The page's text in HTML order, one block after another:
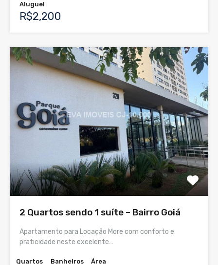
Aluguel
R$2,200
2 Quartos sendo 1 suíte – Bairro Goiá
Apartamento para Locação More com conforto e
praticidade neste excelente…
Quartos
Banheiros
Área